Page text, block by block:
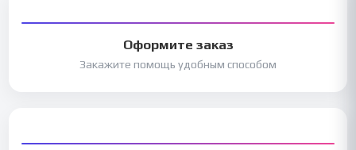
Оформите заказ
Закажите помощь удобным способом